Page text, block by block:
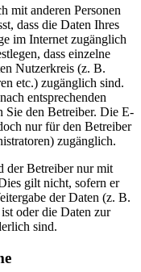
mit anderen Personen
dass die Daten Ihres
im Internet zugänglich
dass einzelne
Nutzerkreis (z. B.
etc.) zugänglich sind.
entsprechenden
Sie den Betreiber. Die E-
nur für den Betreiber
zugänglich.
der Betreiber nur mit
gilt nicht, sofern er
der Daten (z. B.
oder die Daten zur
sind.